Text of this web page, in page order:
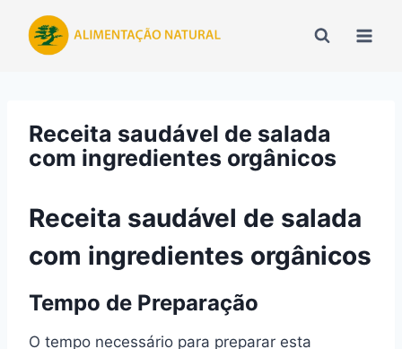
para
Receita saudável de salada
com ingredientes orgânicos
Receita saudável de salada
com ingredientes orgânicos
Tempo de Preparação
O tempo necessário para preparar esta